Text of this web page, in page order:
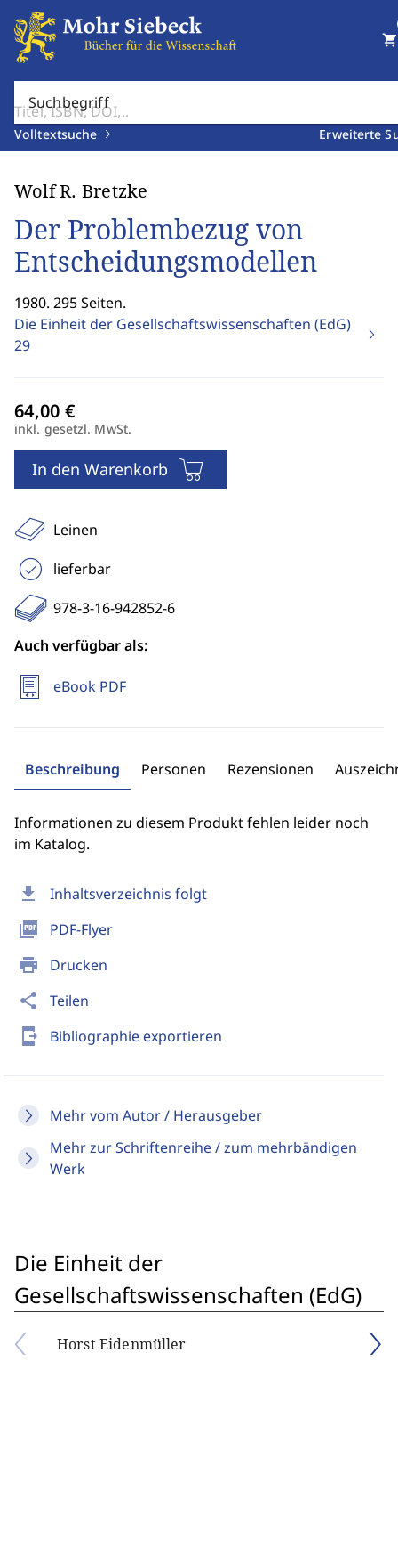
Suchbegriff
Volltextsuche Erweiterte
shopping_cart
download Inhaltsverzeichnis folgt
picture_as_pdf PDF-Flyer
print Drucken
share Teilen
send_to_mobile Bibliographie exportieren
Mehr vom Autor / Herausgeber
Mehr zur Schriftenreihe / zum mehrbändigen
Werk
Wolf R. Bretzke
Der Problembezug von
Entscheidungsmodellen
1980. 295 Seiten.
Die Einheit der Gesellschaftswissenschaften (EdG)
29
inkl. gesetzl. MwSt.
In den Warenkorb
Leinen
lieferbar
978-3-16-942852-6
Auch verfügbar als:
eBook PDF
Beschreibung Personen Rezensionen
Informationen zu diesem Produkt fehlen leider noch
im Katalog.
Die Einheit der
Gesellschaftswissenschaften (EdG)
Horst Eidenmüller